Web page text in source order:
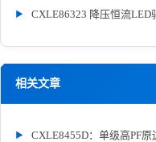
CXLE86323 降压恒流LED
相关文章
CXLE8455D：单级高PF